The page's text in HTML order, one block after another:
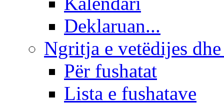
Deklaruan...
Ngritja e vetëdijes
Për fushatat
Lista e fushatave